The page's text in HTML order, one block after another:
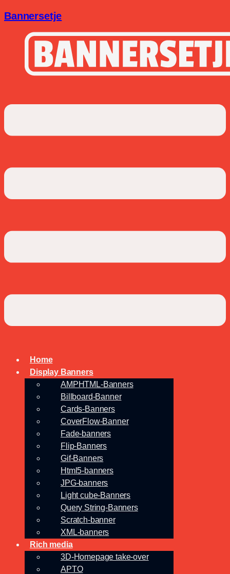
Bannersetje
Home
Display Banners
AMPHTML-Banners
Billboard-Banner
Cards-Banners
CoverFlow-Banner
Fade-banners
Flip-Banners
Gif-Banners
Html5-banners
JPG-banners
Light cube-Banners
Query String-Banners
Scratch-banner
XML-banners
Rich media
3D-Homepage take-over
APTO